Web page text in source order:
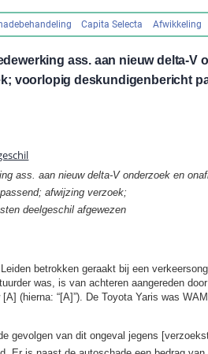
Capita Selecta Afwikkeling
ass. aan nieuw delta-V
voorlopig deskundigenbericht
ass. aan nieuw delta-V onderzoek en
afwijzing verzoek;
deelgeschil afgewezen
betrokken geraakt bij een
was, is van achteren aangereden
(hierna: “[A]”). De Toyota Yaris was
gevolgen van dit ongeval jegens